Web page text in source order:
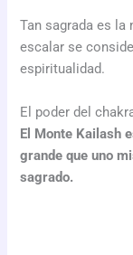
Tan sagrada es
escalar se
espiritualidad.
El poder del
El Monte Kailash
grande que uno
sagrado.